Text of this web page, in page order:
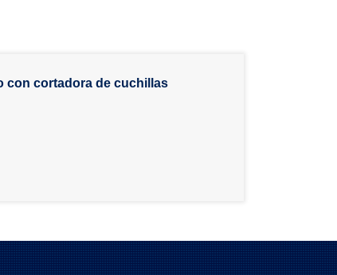
con cortadora de cuchillas